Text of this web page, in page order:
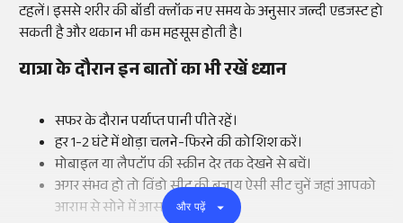
टहलें। इससे शरीर की बॉडी क्लॉक नए समय के अनुसार जल्दी एडजस्ट हो
सकती है और थकान भी कम महसूस होती है।
यात्रा के दौरान इन बातों का भी रखें ध्यान
सफर के दौरान पर्याप्त पानी पीते रहें।
हर 1-2 घंटे में थोड़ा चलने-फिरने की कोशिश करें।
मोबाइल या लैपटॉप की स्क्रीन देर तक देखने से बचें।
अगर संभव हो तो विंडो सीट की बजाय ऐसी सीट चुनें जहां आपको
आराम से सोने में आसानी हो।
और पढ़ें